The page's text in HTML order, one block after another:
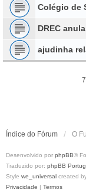
Colégio de
DREC
ajudinha
Índice do Fórum O
Desenvolvido por phpBB®
Traduzido por: phpBB
Style we_universal created
Privacidade
Termos